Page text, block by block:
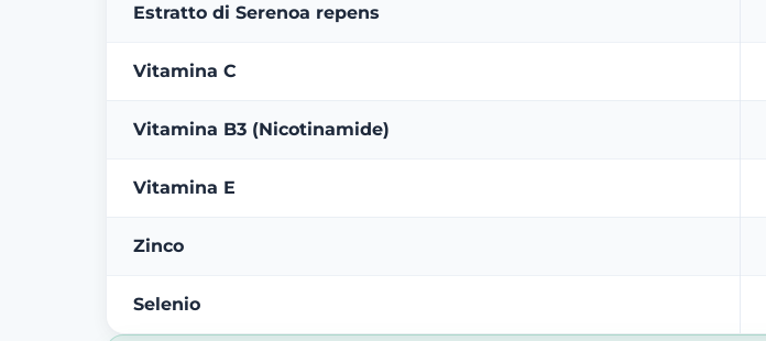
Estratto di Serenoa repens
Vitamina C
Vitamina B3 (Nicotinamide)
Vitamina E
Zinco
Selenio